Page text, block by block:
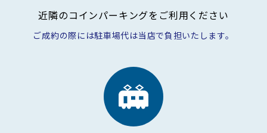
近隣のコインパーキングを ご利用ください
ご成約の際には駐車場代は当店で負担いたします。